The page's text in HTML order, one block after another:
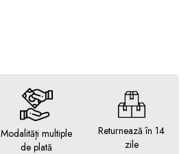
Modalități multiple
de plată
Returnează în 14
zile